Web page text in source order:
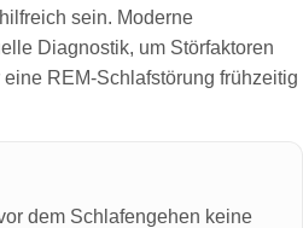
sein. Moderne
Diagnostik, um Störfaktoren
REM-Schlafstörung frühzeitig
dem Schlafengehen keine